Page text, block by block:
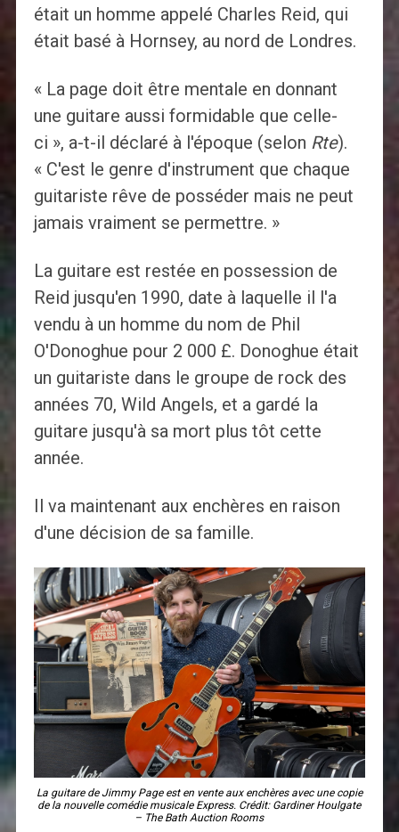
était un homme appelé Charles Reid, qui
était basé à Hornsey, au nord de Londres.
« La page doit être mentale en donnant
une guitare aussi formidable que celle-
ci », a-t-il déclaré à l'époque (selon Rte).
« C'est le genre d'instrument que chaque
guitariste rêve de posséder mais ne peut
jamais vraiment se permettre. »
La guitare est restée en possession de
Reid jusqu'en 1990, date à laquelle il l'a
vendu à un homme du nom de Phil
O'Donoghue pour 2 000 £. Donoghue était
un guitariste dans le groupe de rock des
années 70, Wild Angels, et a gardé la
guitare jusqu'à sa mort plus tôt cette
année.
Il va maintenant aux enchères en raison
d'une décision de sa famille.
La guitare de Jimmy Page est en vente aux enchères avec une copie
de la nouvelle comédie musicale Express. Crédit: Gardiner Houlgate
– The Bath Auction Rooms